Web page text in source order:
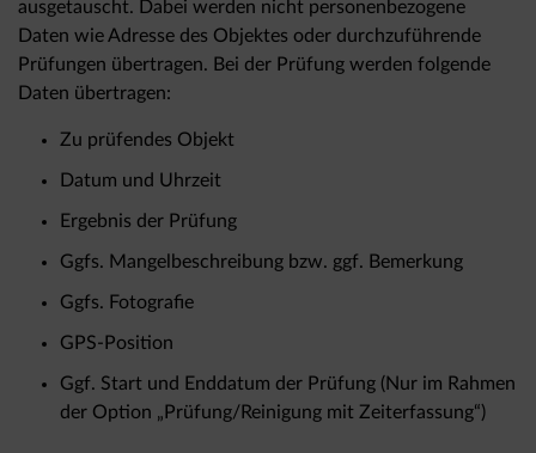
ausgetauscht. Dabei werden nicht personenbezogene
Daten wie Adresse des Objektes oder durchzuführende
Prüfungen übertragen. Bei der Prüfung werden folgende
Daten übertragen:
Zu prüfendes Objekt
Datum und Uhrzeit
Ergebnis der Prüfung
Ggfs. Mangelbeschreibung bzw. ggf. Bemerkung
Ggfs. Fotografie
GPS-Position
Ggf. Start und Enddatum der Prüfung (Nur im Rahmen
der Option „Prüfung/Reinigung mit Zeiterfassung“)